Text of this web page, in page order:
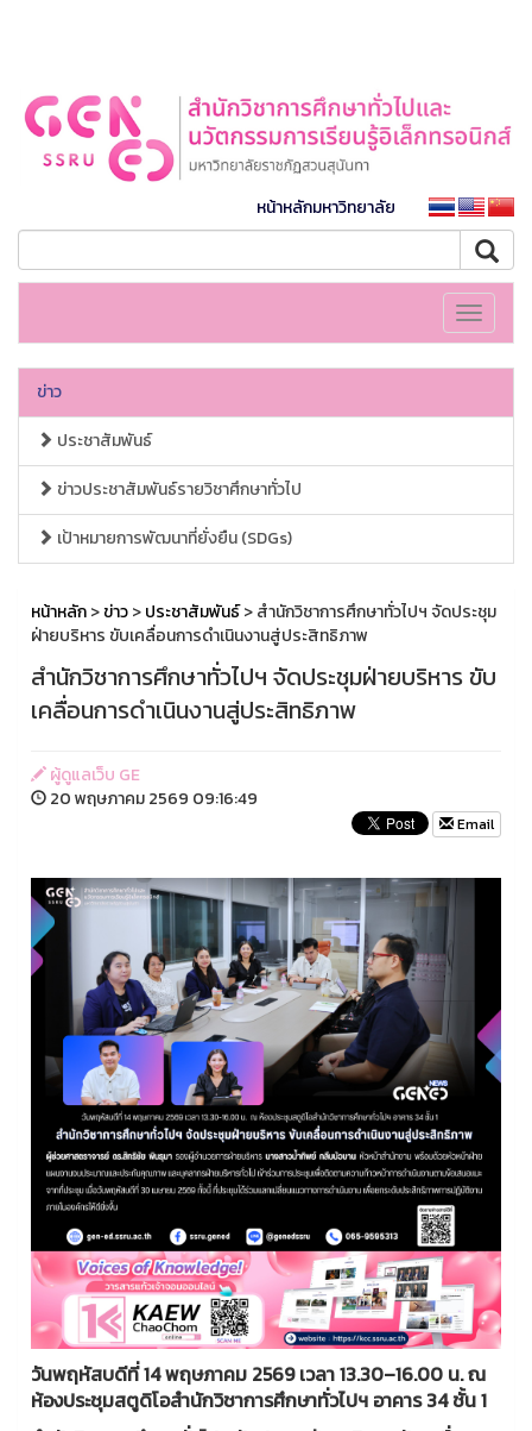
หน้าหลักมหาวิทยาลัย
Toggle
ข่าว
ประชาสัมพันธ์
ข่าวประชาสัมพันธ์รายวิชาศึกษาทั่วไป
เป้าหมายการพัฒนาที่ยั่งยืน (SDGs)
หน้าหลัก>ข่าว>ประชาสัมพันธ์> สำนักวิชาการศึกษาทั่วไปฯ จัดประชุม
ฝ่ายบริหาร ขับเคลื่อนการดำเนินงานสู่ประสิทธิภาพ
สำนักวิชาการศึกษาทั่วไปฯ จัดประชุมฝ่ายบริหาร ขับ
เคลื่อนการดำเนินงานสู่ประสิทธิภาพ
ผู้ดูแลเว็บ GE
20 พฤษภาคม 2569 09:16:49
Email
วันพฤหัสบดีที่ 14 พฤษภาคม 2569 เวลา 13.30–16.00 น. ณ
ห้องประชุมสตูดิโอสำนักวิชาการศึกษาทั่วไปฯ อาคาร 34 ชั้น 1